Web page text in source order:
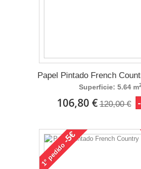
Papel Pintado French
Superficie: 5.64 m
106,80 € 120,00 €
1°
pedido
-5€